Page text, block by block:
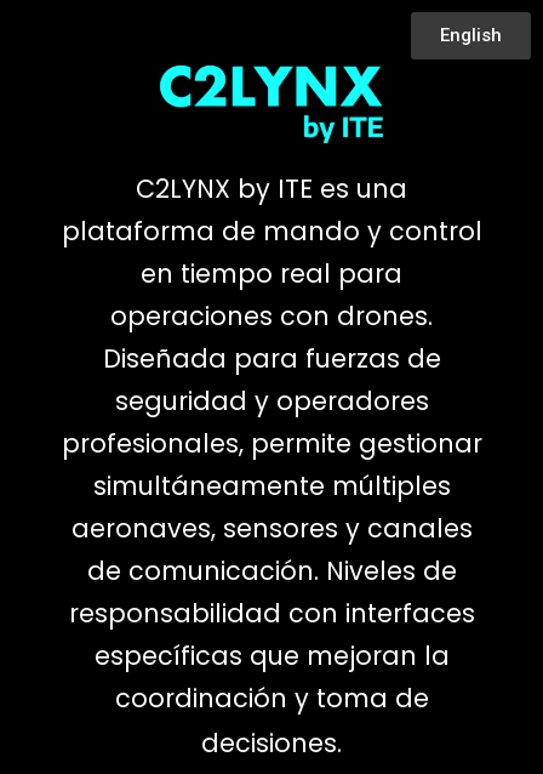
English
C2LYNX by ITE es una
plataforma de mando y control
en tiempo real para
operaciones con drones.
Diseñada para fuerzas de
seguridad y operadores
profesionales, permite gestionar
simultáneamente múltiples
aeronaves, sensores y canales
de comunicación. Niveles de
responsabilidad con interfaces
específicas que mejoran la
coordinación y toma de
decisiones.